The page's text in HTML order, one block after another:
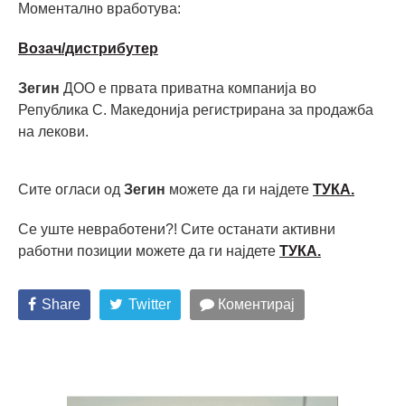
Моментално вработува:
Возач/дистрибутер
Зегин ДОО е првата приватна компанија во
Република С. Македонија регистрирана за продажба
на лекови.
Сите огласи од Зегин можете да ги најдете ТУКА.
Се уште невработени?! Сите останати активни
работни позиции можете да ги најдете ТУКА.
Share Twitter Коментирај